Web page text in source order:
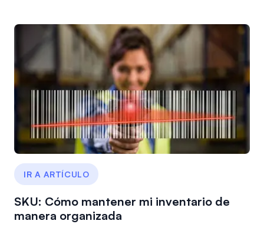
IR A ARTÍCULO
SKU: Cómo mantener mi inventario de
manera organizada